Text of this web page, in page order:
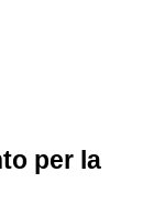
per la